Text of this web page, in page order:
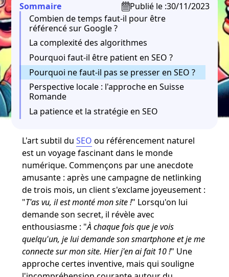
Sommaire Publié le :30/11/2023
Combien de temps faut-il pour être
référencé sur Google ?
La complexité des algorithmes
Pourquoi faut-il être patient en SEO ?
Pourquoi ne faut-il pas se presser en SEO ?
Perspective locale : l'approche en Suisse
Romande
La patience et la stratégie en SEO
L'art subtil du SEO ou référencement naturel
est un voyage fascinant dans le monde
numérique. Commençons par une anecdote
amusante : après une campagne de netlinking
de trois mois, un client s'exclame joyeusement :
"T'as vu, il est monté mon site !" Lorsqu'on lui
demande son secret, il révèle avec
enthousiasme : "À chaque fois que je vois
quelqu'un, je lui demande son smartphone et je me
connecte sur mon site. Hier j'en ai fait 10 !" Une
approche certes inventive, mais qui souligne